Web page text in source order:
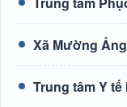
Xã Mường
Trung tâm Y